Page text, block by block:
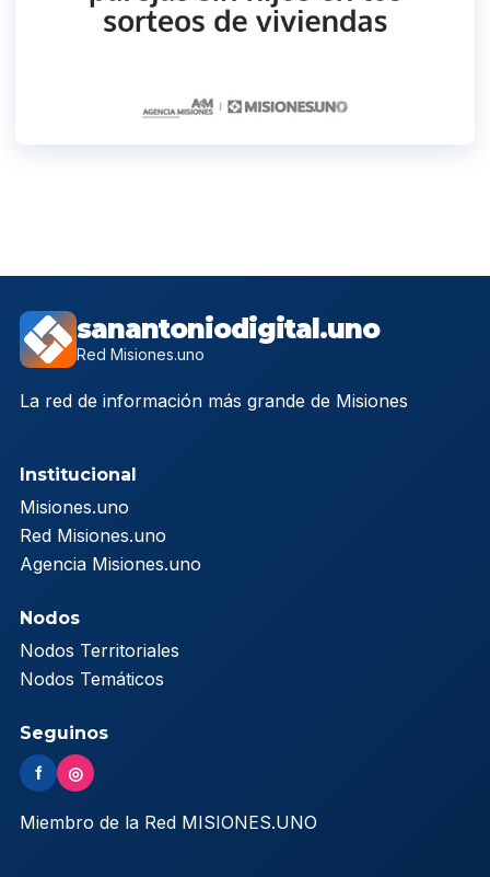
sanantoniodigital.uno
Red Misiones.uno
La red de información más grande de Misiones
Institucional
Misiones.uno
Red Misiones.uno
Agencia Misiones.uno
Nodos
Nodos Territoriales
Nodos Temáticos
Seguinos
f ◎
Miembro de la Red MISIONES.UNO